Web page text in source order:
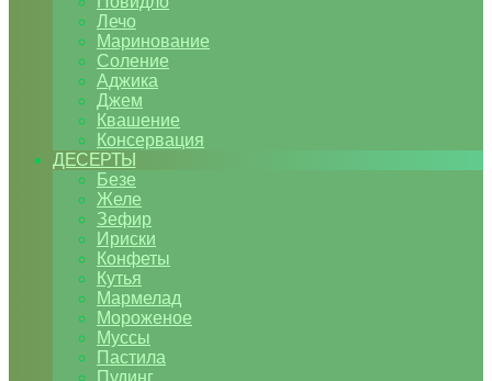
Лечо
Маринование
Соление
Аджика
Джем
Квашение
Консервация
ДЕСЕРТЫ
Безе
Желе
Зефир
Ириски
Конфеты
Кутья
Мармелад
Мороженое
Муссы
Пастила
Пудинг